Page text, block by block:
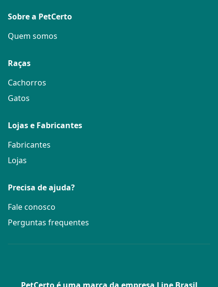
Sobre a PetCerto
Quem somos
Raças
Cachorros
Gatos
Lojas e Fabricantes
Fabricantes
Lojas
Precisa de ajuda?
Fale conosco
Perguntas frequentes